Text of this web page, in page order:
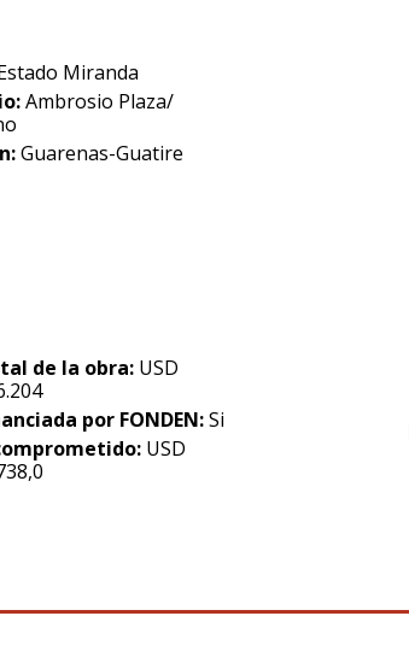
Miranda
Ambrosio Plaza/
Guarenas-Guatire
de la obra: USD
por FONDEN:Si
USD